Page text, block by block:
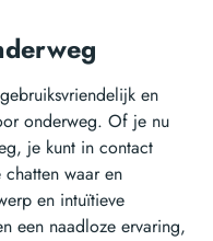
en
onderweg. Of je nu
je kunt in contact
waar en
en intuïtieve
een naadloze ervaring,